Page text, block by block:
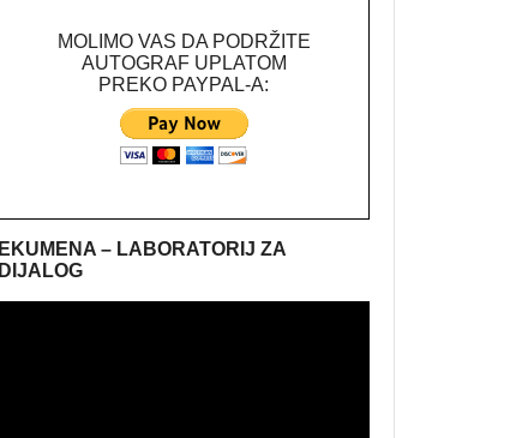
MOLIMO VAS DA PODRŽITE
AUTOGRAF UPLATOM
PREKO PAYPAL-A:
EKUMENA – LABORATORIJ ZA
DIJALOG